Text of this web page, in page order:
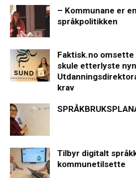
– Kommunane er
språkpolitikken
Faktisk.no
skule etterlyste
krav
Tilbyr digitalt
kommunetilsette